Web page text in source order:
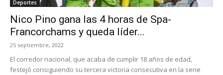
Deportes
Nico Pino gana las 4 horas de Spa-
Francorchams y queda líder...
25 septiembre, 2022
El corredor nacional, que acaba de cumplir 18 años de edad,
festejó consiguiendo su tercera victoria consecutiva en la serie